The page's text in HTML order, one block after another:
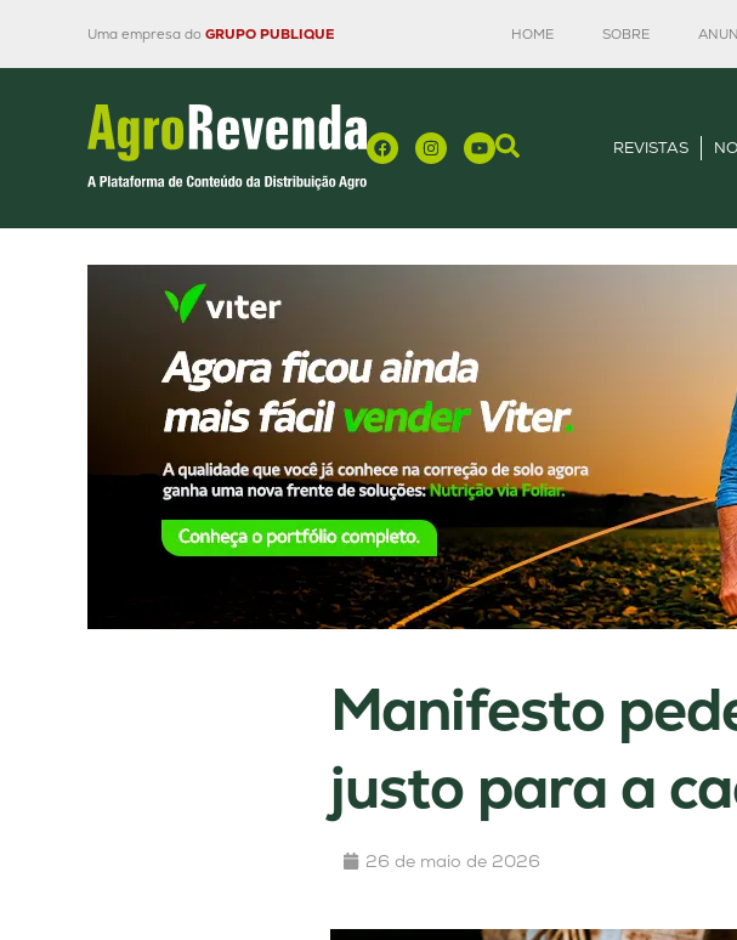
Uma empresa do GRUPO PUBLIQUE HOME SOBRE
REVISTAS
Manifesto
justo para a
26 de maio de 2026